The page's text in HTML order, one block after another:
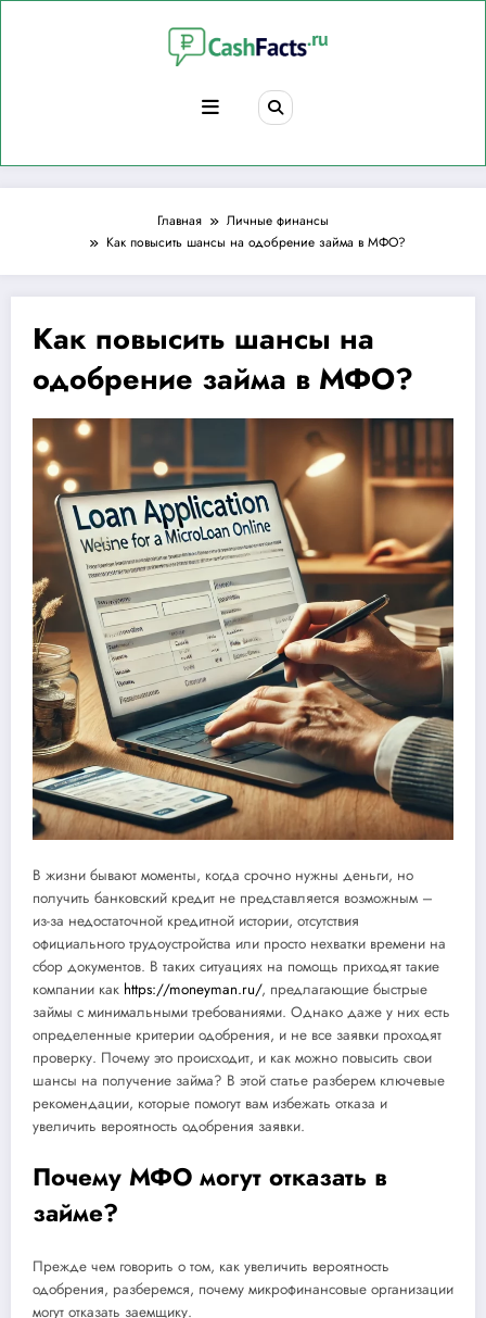
Главная
Личные финансы
Как повысить шансы на одобрение займа в МФО?
Как повысить шансы на
одобрение займа в МФО?
В жизни бывают моменты, когда срочно нужны деньги, но
получить банковский кредит не представляется возможным –
из-за недостаточной кредитной истории, отсутствия
официального трудоустройства или просто нехватки времени на
сбор документов. В таких ситуациях на помощь приходят такие
компании как https://moneyman.ru/, предлагающие быстрые
займы с минимальными требованиями. Однако даже у них есть
определенные критерии одобрения, и не все заявки проходят
проверку. Почему это происходит, и как можно повысить свои
шансы на получение займа? В этой статье разберем ключевые
рекомендации, которые помогут вам избежать отказа и
увеличить вероятность одобрения заявки.
Почему МФО могут отказать в
займе?
Прежде чем говорить о том, как увеличить вероятность
одобрения, разберемся, почему микрофинансовые организации
могут отказать заемщику.